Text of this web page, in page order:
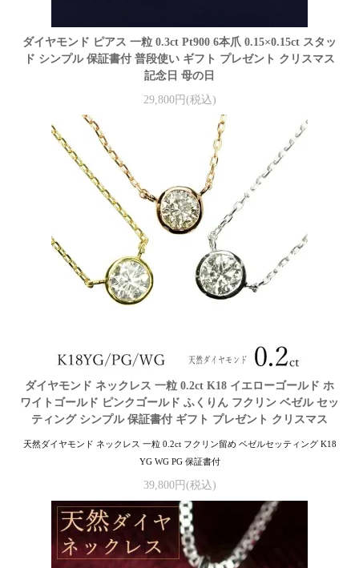
ダイヤモンド ピアス 一粒 0.3ct Pt900 6本爪 0.15×0.15ct スタッ
ド シンプル 保証書付 普段使い ギフト プレゼント クリスマス
記念日 母の日
29,800円(税込)
ダイヤモンド ネックレス 一粒 0.2ct K18 イエローゴールド ホ
ワイトゴールド ピンクゴールド ふくりん フクリン ベゼル セッ
ティング シンプル 保証書付 ギフト プレゼント クリスマス
天然ダイヤモンド ネックレス 一粒 0.2ct フクリン留め ベゼルセッティング K18
YG WG PG 保証書付
39,800円(税込)